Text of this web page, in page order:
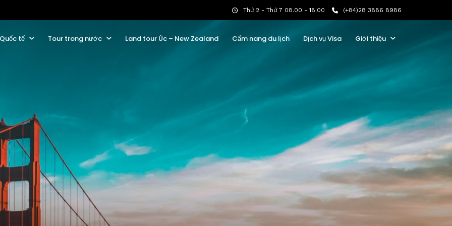
Thứ 2 - Thứ 7 08.00 - 18.00 (+84)28 3886 8986
tế Tour trong nước Land tour Úc – New Zealand Cẩm nang du lịch Dịch vụ Visa Giới thiệu